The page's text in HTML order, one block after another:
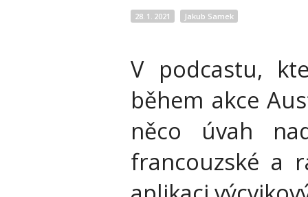
28. 1. 2021 Jakub Samek
V podcastu,
během akce
něco úvah
francouzské a